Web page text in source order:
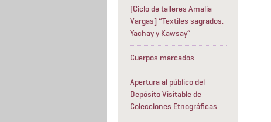
[Ciclo de talleres Amalia
Vargas] “Textiles sagrados,
Yachay y Kawsay”
Cuerpos marcados
Apertura al público del
Depósito Visitable de
Colecciones Etnográficas